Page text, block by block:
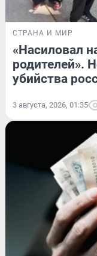
СТРАНА И МИР
«Насиловал
родителей».
убийства
3 августа, 2026, 01:35